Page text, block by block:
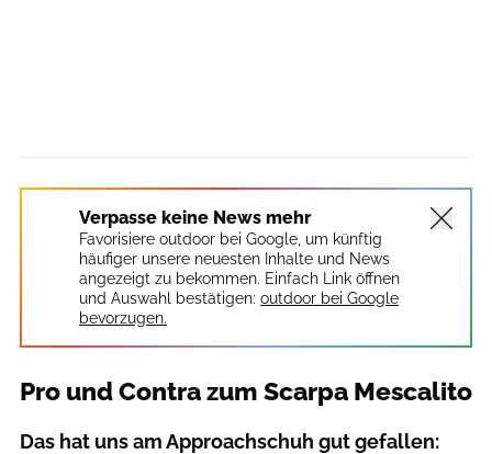
Verpasse keine News mehr
Favorisiere outdoor bei Google, um künftig
häufiger unsere neuesten Inhalte und News
angezeigt zu bekommen. Einfach Link öffnen
und Auswahl bestätigen: outdoor bei Google
bevorzugen.
Pro und Contra zum Scarpa Mescalito
Das hat uns am Approachschuh gut gefallen: